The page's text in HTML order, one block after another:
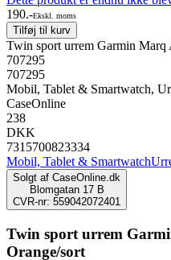
190.-Ekskl. moms
Tilføj til kurv
Twin sport urrem Garmin Marq
707295
707295
Mobil, Tablet & Smartwatch,
CaseOnline
238
DKK
7315700823334
Mobil, Tablet & Smartwatch
Solgt af CaseOnline.dk
Blomgatan 17 B
CVR-nr: 559042072401
Twin sport urrem
Orange/sort